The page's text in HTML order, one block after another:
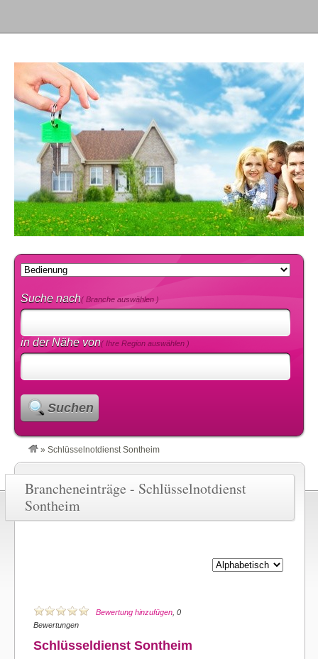
Suche nach( Branche auswählen )
in der Nähe von( Ihre Region auswählen )
Suchen
» Schlüsselnotdienst Sontheim
Brancheneinträge - Schlüsselnotdienst
Sontheim
Bewertung hinzufügen , 0
Bewertungen
Schlüsseldienst Sontheim